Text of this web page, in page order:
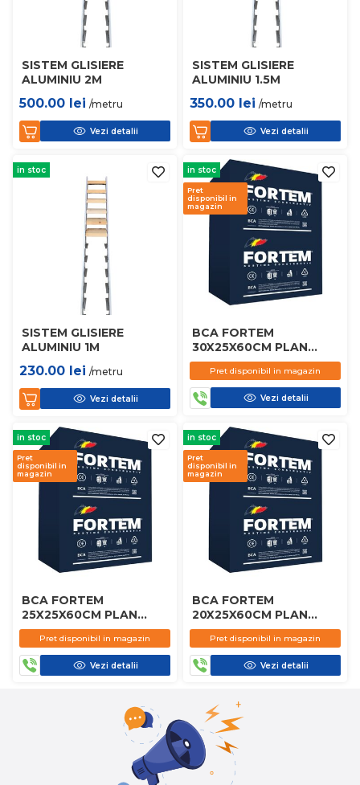
SISTEM GLISIERE
ALUMINIU 2M
500.00 lei /metru
Vezi detalii
SISTEM GLISIERE
ALUMINIU 1.5M
350.00 lei /metru
Vezi detalii
in stoc
SISTEM GLISIERE
ALUMINIU 1M
230.00 lei /metru
Vezi detalii
in stoc
Pret
disponibil in
magazin
BCA FORTEM
30X25X60CM PLAN
D450
Pret disponibil in magazin
Vezi detalii
in stoc
Pret
disponibil in
magazin
BCA FORTEM
25X25X60CM PLAN
D450
Pret disponibil in magazin
Vezi detalii
in stoc
Pret
disponibil in
magazin
BCA FORTEM
20X25X60CM PLAN
D450
Pret disponibil in magazin
Vezi detalii